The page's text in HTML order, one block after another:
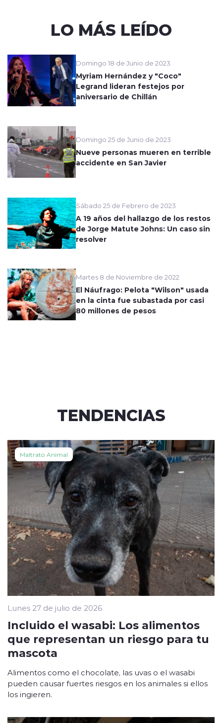
LO MÁS LEÍDO
Domingo 18 de Junio de 2023
Myriam Hernández y "Coco"
Legrand lideran festejos por
aniversario de Chillán
Domingo 25 de Junio de 2023
Nueve personas mueren en terrible
accidente en San Javier
Sábado 25 de Febrero de 2023
A 19 años del hallazgo de los restos
de Jorge Matute Johns: Un caso sin
resolver
Martes 8 de Noviembre de 2022
El Náufrago: Pelota "Wilson" usada
en la cinta fue subastada por casi
80 millones de pesos
TENDENCIAS
Maltrato Animal
Lunes 27 de julio de 2026
Incluido el wasabi: Los alimentos
que representan un riesgo para tu
mascota
Alimentos como el chocolate, las uvas o el wasabi
pueden causar fuertes riesgos en los animales si ellos
los ingieren.